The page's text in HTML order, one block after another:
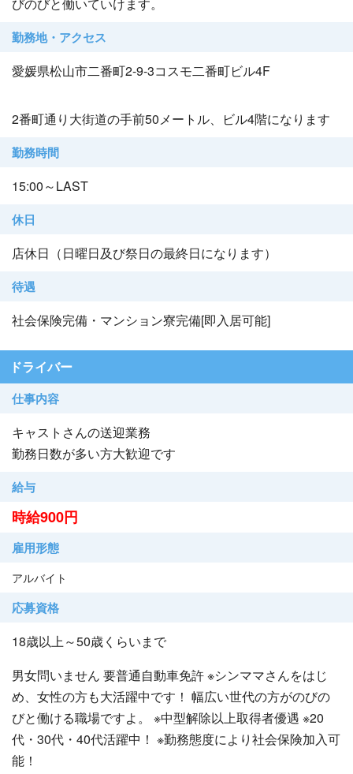
勤務地・アクセス
愛媛県松山市二番町2-9-3コスモ二番町ビル4F
2番町通り大街道の手前50メートル、ビル4階になります
勤務時間
15:00～LAST
休日
店休日（日曜日及び祭日の最終日になります）
待遇
社会保険完備・マンション寮完備[即入居可能]
ドライバー
仕事内容
キャストさんの送迎業務
勤務日数が多い方大歓迎です
給与
時給900円
雇用形態
アルバイト
応募資格
18歳以上～50歳くらいまで
男女問いません 要普通自動車免許 ※シンママさんをはじ
め、女性の方も大活躍中です！ 幅広い世代の方がのびの
びと働ける職場ですよ。 ※中型解除以上取得者優遇 ※20
代・30代・40代活躍中！ ※勤務態度により社会保険加入可
能！